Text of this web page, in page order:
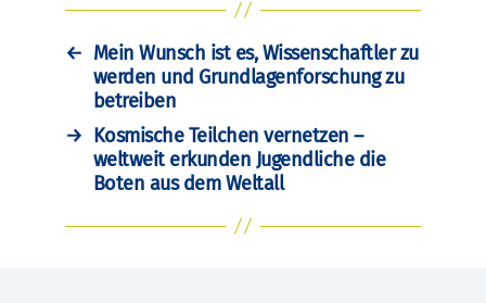
← Mein Wunsch ist es, Wissenschaftler zu
werden und Grundlagenforschung zu
betreiben
→ Kosmische Teilchen vernetzen –
weltweit erkunden Jugendliche die
Boten aus dem Weltall